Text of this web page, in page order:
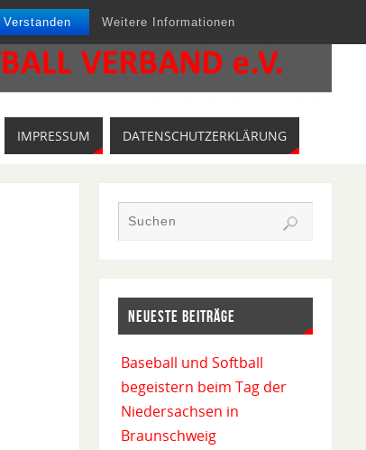
Verstanden Weitere Informationen
IMPRESSUM DATENSCHUTZERKLÄRUNG
NEUESTE BEITRÄGE
Baseball und Softball
begeistern beim Tag der
Niedersachsen in
Braunschweig